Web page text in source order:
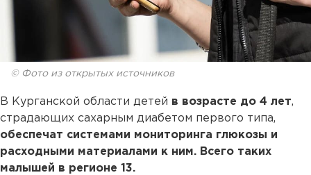
© Фото из открытых источников
В Курганской области детей в возрасте до 4 лет,
страдающих сахарным диабетом первого типа,
обеспечат системами мониторинга глюкозы и
расходными материалами к ним. Всего таких
малышей в регионе 13.